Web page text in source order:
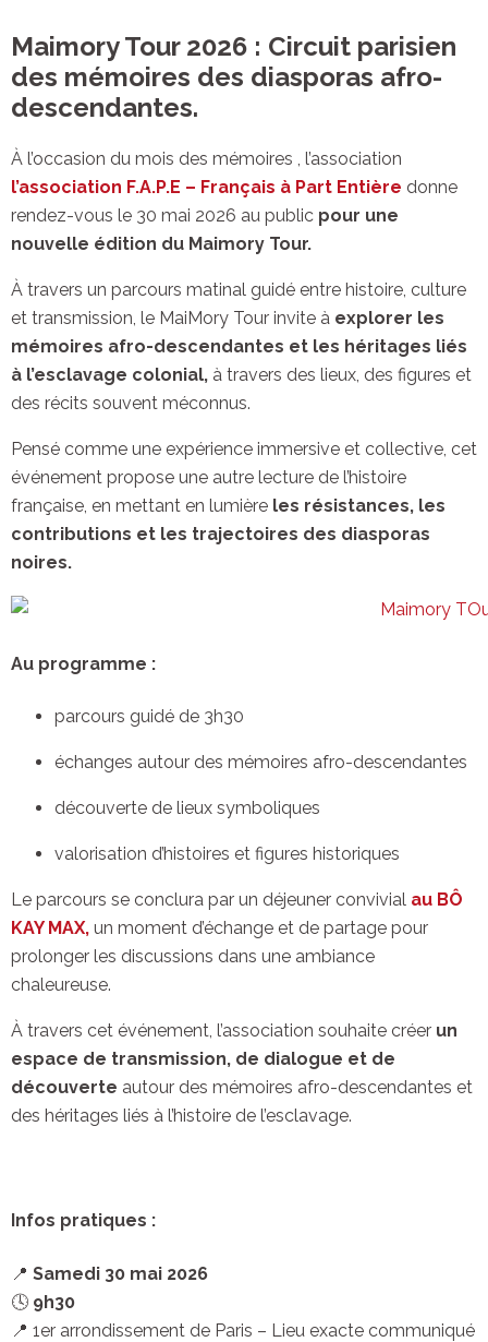
Maimory Tour 2026 : Circuit parisien
des mémoires des diasporas afro-
descendantes.
À l’occasion du mois des mémoires , l’association
l’association F.A.P.E – Français à Part Entière donne
rendez-vous le 30 mai 2026 au public pour une
nouvelle édition du Maimory Tour.
À travers un parcours matinal guidé entre histoire, culture
et transmission, le MaiMory Tour invite à explorer les
mémoires afro-descendantes et les héritages liés
à l’esclavage colonial, à travers des lieux, des figures et
des récits souvent méconnus.
Pensé comme une expérience immersive et collective, cet
événement propose une autre lecture de l’histoire
française, en mettant en lumière les résistances, les
contributions et les trajectoires des diasporas
noires.
Au programme :
parcours guidé de 3h30
échanges autour des mémoires afro-descendantes
découverte de lieux symboliques
valorisation d’histoires et figures historiques
Le parcours se conclura par un déjeuner convivial au BÔ
KAY MAX, un moment d’échange et de partage pour
prolonger les discussions dans une ambiance
chaleureuse.
À travers cet événement, l’association souhaite créer un
espace de transmission, de dialogue et de
découverte autour des mémoires afro-descendantes et
des héritages liés à l’histoire de l’esclavage.
Infos pratiques :
📍 Samedi 30 mai 2026
🕓 9h30
📍 1er arrondissement de Paris – Lieu exacte communiqué